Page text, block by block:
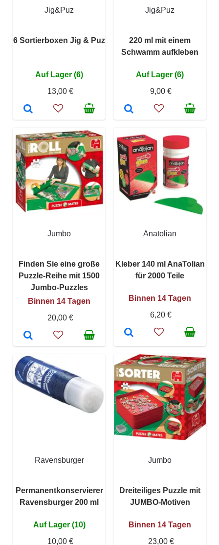
Jig&Puz
6 Sortierboxen Jig & Puz
Auf Lager (6)
13,00 €
Jig&Puz
220 ml mit einem
Schwamm aufkleben
Auf Lager (6)
9,00 €
Jumbo
Finden Sie eine große
Puzzle-Reihe mit 1500
Jumbo-Puzzles
Binnen 14 Tagen
20,00 €
Anatolian
Kleber 140 ml AnaTolian
für 2000 Teile
Binnen 14 Tagen
6,20 €
Ravensburger
Permanentkonservierer
Ravensburger 200 ml
Auf Lager (10)
10,00 €
Jumbo
Dreiteiliges Puzzle mit
JUMBO-Motiven
Binnen 14 Tagen
23,00 €